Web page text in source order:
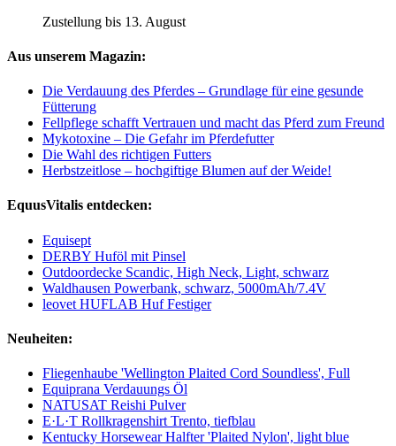
Zustellung bis 13. August
Aus unserem Magazin:
Die Verdauung des Pferdes – Grundlage für eine gesunde
Fütterung
Fellpflege schafft Vertrauen und macht das Pferd zum Freund
Mykotoxine – Die Gefahr im Pferdefutter
Die Wahl des richtigen Futters
Herbstzeitlose – hochgiftige Blumen auf der Weide!
EquusVitalis entdecken:
Equisept
DERBY Huföl mit Pinsel
Outdoordecke Scandic, High Neck, Light, schwarz
Waldhausen Powerbank, schwarz, 5000mAh/7.4V
leovet HUFLAB Huf Festiger
Neuheiten:
Fliegenhaube 'Wellington Plaited Cord Soundless', Full
Equiprana Verdauungs Öl
NATUSAT Reishi Pulver
E·L·T Rollkragenshirt Trento, tiefblau
Kentucky Horsewear Halfter 'Plaited Nylon', light blue